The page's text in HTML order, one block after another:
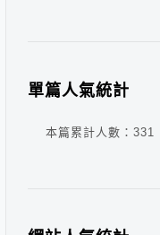
單篇人氣統計
本篇累計人數： 331